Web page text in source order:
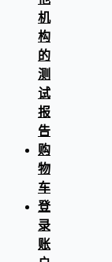
机
构
的
测
试
报
告
购
物
车
登
录
账